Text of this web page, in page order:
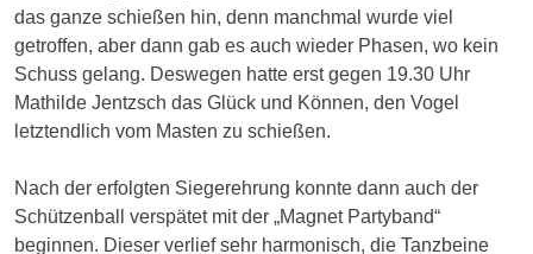
das ganze schießen hin, denn manchmal wurde viel
getroffen, aber dann gab es auch wieder Phasen, wo kein
Schuss gelang. Deswegen hatte erst gegen 19.30 Uhr
Mathilde Jentzsch das Glück und Können, den Vogel
letztendlich vom Masten zu schießen.
Nach der erfolgten Siegerehrung konnte dann auch der
Schützenball verspätet mit der „Magnet Partyband“
beginnen. Dieser verlief sehr harmonisch, die Tanzbeine